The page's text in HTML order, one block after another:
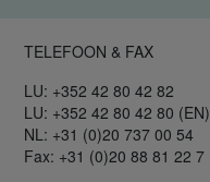
TELEFOON & FAX
LU: +352 42 80 42 82
LU: +352 42 80 42 80 (EN)
NL: +31 (0)20 737 00 54
Fax: +31 (0)20 88 81 22 7